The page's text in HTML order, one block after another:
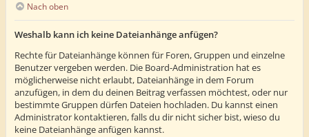
Nach oben
Weshalb kann ich keine Dateianhänge anfügen?
Rechte für Dateianhänge können für Foren, Gruppen und einzelne
Benutzer vergeben werden. Die Board-Administration hat es
möglicherweise nicht erlaubt, Dateianhänge in dem Forum
anzufügen, in dem du deinen Beitrag verfassen möchtest, oder nur
bestimmte Gruppen dürfen Dateien hochladen. Du kannst einen
Administrator kontaktieren, falls du dir nicht sicher bist, wieso du
keine Dateianhänge anfügen kannst.